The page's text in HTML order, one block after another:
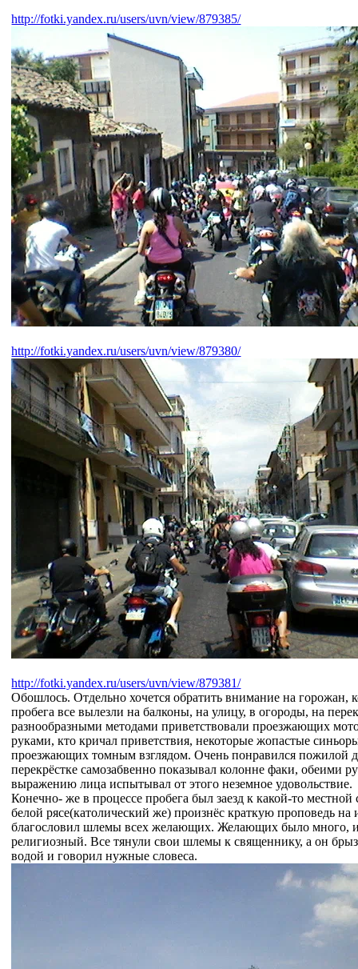
http://fotki.yandex.ru/users/uvn/view/879385/
http://fotki.yandex.ru/users/uvn/view/879380/
http://fotki.yandex.ru/users/uvn/view/879381/
Обошлось. Отдельно хочется обратить внимание на горожан,
пробега все вылезли на балконы, на улицу, в огороды, на
разнообразными методами приветствовали проезжающих
руками, кто кричал приветствия, некоторые жопастые
проезжающих томным взглядом. Очень понравился пожилой
перекрёстке самозабвенно показывал колонне факи, обеими
выражению лица испытывал от этого неземное удовольствие.
Конечно- же в процессе пробега был заезд к какой-то местной
белой рясе(католический же) произнёс краткую проповедь на
благословил шлемы всех желающих. Желающих было много,
религиозный. Все тянули свои шлемы к священнику, а он
водой и говорил нужные словеса.